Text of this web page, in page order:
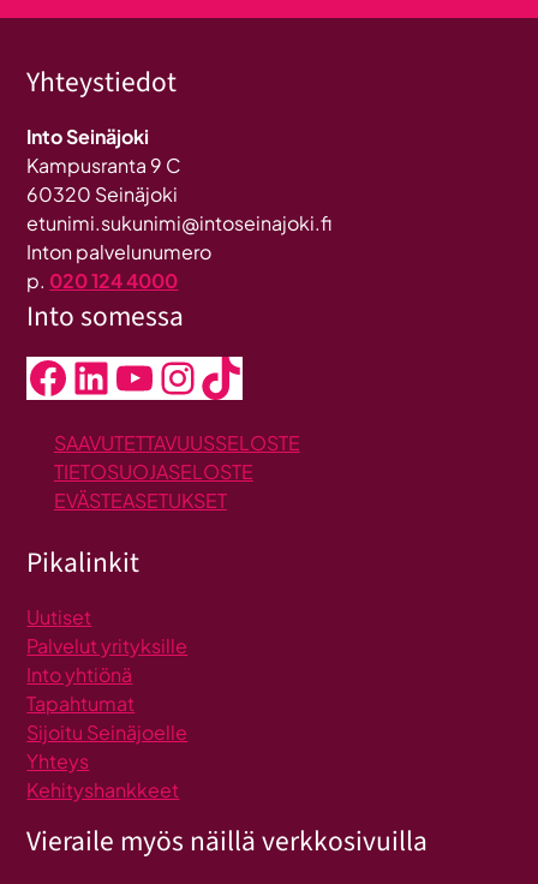
Yhteystiedot
Into Seinäjoki
Kampusranta 9 C
60320 Seinäjoki
etunimi.sukunimi@intoseinajoki.fi
Inton palvelunumero
p. 020 124 4000
Into somessa
Facebook LinkedIn YouTube InstagramTikTok
SAAVUTETTAVUUSSELOSTE
TIETOSUOJASELOSTE
EVÄSTEASETUKSET
Pikalinkit
Uutiset
Palvelut yrityksille
Into yhtiönä
Tapahtumat
Sijoitu Seinäjoelle
Yhteys
Kehityshankkeet
Vieraile myös näillä verkkosivuilla